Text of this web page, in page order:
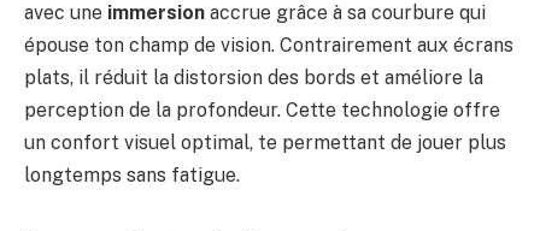
avec une immersion accrue grâce à sa courbure qui
épouse ton champ de vision. Contrairement aux écrans
plats, il réduit la distorsion des bords et améliore la
perception de la profondeur. Cette technologie offre
un confort visuel optimal, te permettant de jouer plus
longtemps sans fatigue.